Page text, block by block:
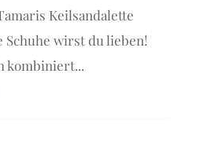
Keilsandalette
Schuhe wirst du lieben!
kombiniert...